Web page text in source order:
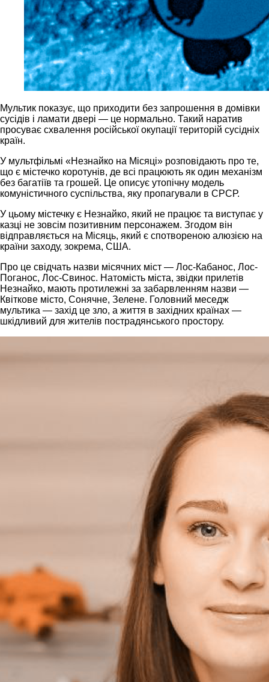
Мультик показує, що приходити без запрошення в домівки
сусідів і ламати двері — це нормально. Такий наратив
просуває схвалення російської окупації територій сусідніх
країн.
У мультфільмі «Незнайко на Місяці» розповідають про те,
що є містечко коротунів, де всі працюють як один механізм
без багатіїв та грошей. Це описує утопічну модель
комуністичного суспільства, яку пропагували в СРСР.
У цьому містечку є Незнайко, який не працює та виступає у
казці не зовсім позитивним персонажем. Згодом він
відправляється на Місяць, який є спотвореною алюзією на
країни заходу, зокрема, США.
Про це свідчать назви місячних міст — Лос-Кабанос, Лос-
Поганос, Лос-Свинос. Натомість міста, звідки прилетів
Незнайко, мають протилежні за забарвленням назви —
Квіткове місто, Сонячне, Зелене. Головний меседж
мультика — захід це зло, а життя в західних країнах —
шкідливий для жителів пострадянського простору.